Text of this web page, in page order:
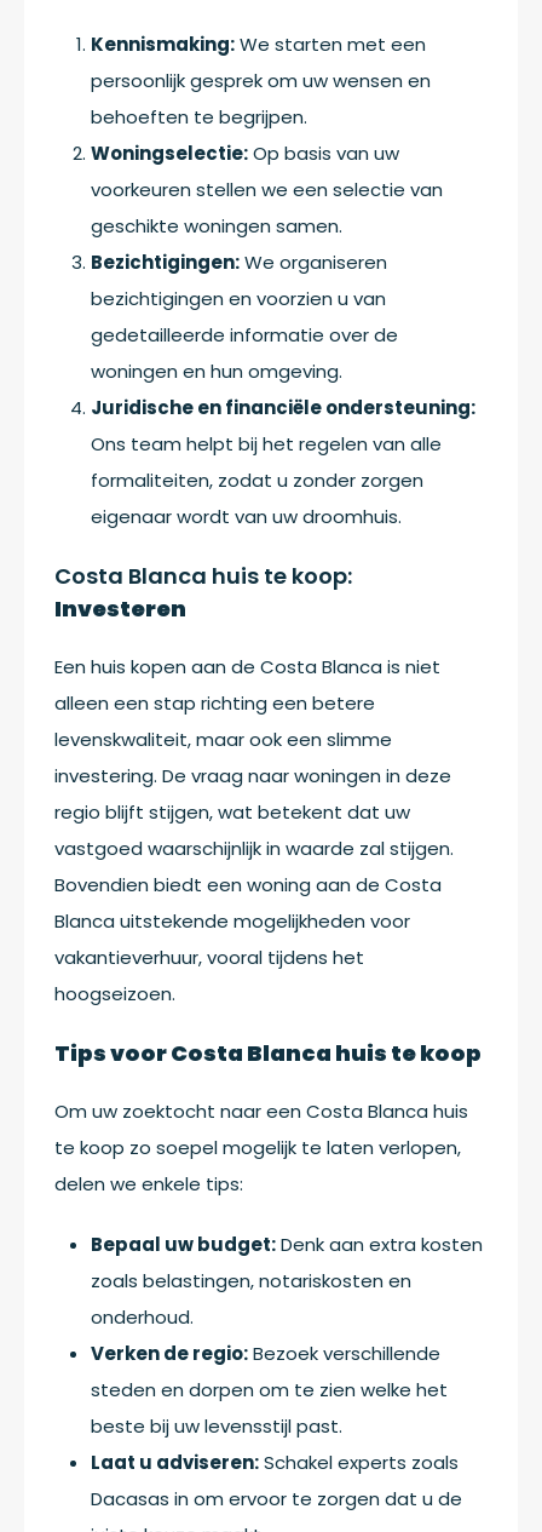
Kennismaking:We starten met een
persoonlijk gesprek om uw wensen en
behoeften te begrijpen.
Woningselectie:Op basis van uw
voorkeuren stellen we een selectie van
geschikte woningen samen.
Bezichtigingen:We organiseren
bezichtigingen en voorzien u van
gedetailleerde informatie over de
woningen en hun omgeving.
Juridische en financiële ondersteuning:
Ons team helpt bij het regelen van alle
formaliteiten, zodat u zonder zorgen
eigenaar wordt van uw droomhuis.
Costa Blanca huis te koop:
Investeren
Een huis kopen aan de Costa Blanca is niet
alleen een stap richting een betere
levenskwaliteit, maar ook een slimme
investering. De vraag naar woningen in deze
regio blijft stijgen, wat betekent dat uw
vastgoed waarschijnlijk in waarde zal stijgen.
Bovendien biedt een woning aan de Costa
Blanca uitstekende mogelijkheden voor
vakantieverhuur, vooral tijdens het
hoogseizoen.
Tips voor Costa Blanca huis te koop
Om uw zoektocht naar een Costa Blanca huis
te koop zo soepel mogelijk te laten verlopen,
delen we enkele tips:
Bepaal uw budget:Denk aan extra kosten
zoals belastingen, notariskosten en
onderhoud.
Verken de regio:Bezoek verschillende
steden en dorpen om te zien welke het
beste bij uw levensstijl past.
Laat u adviseren:Schakel experts zoals
Dacasas in om ervoor te zorgen dat u de